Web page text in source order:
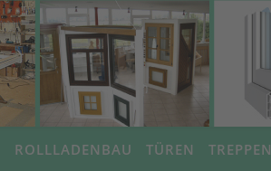
ROLLLADENBAU TÜREN TREPPEN